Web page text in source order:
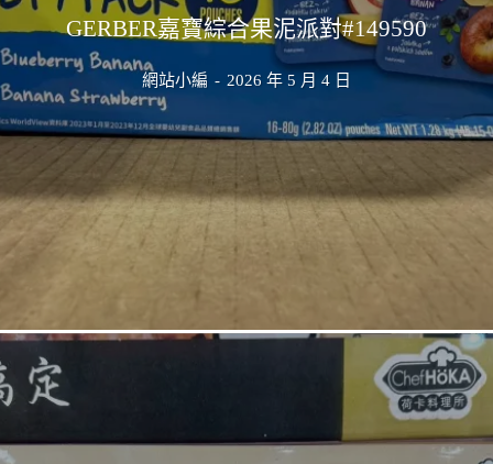
GERBER嘉寶綜合果泥派對#149590
網站小編 - 2026 年 5 月 4 日